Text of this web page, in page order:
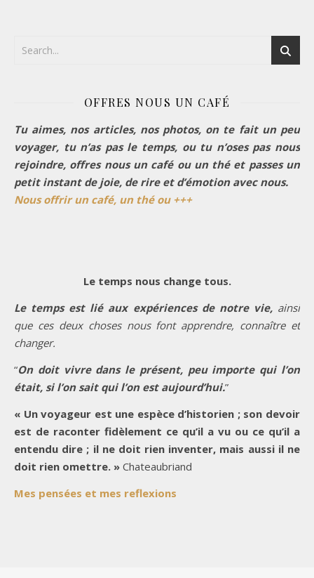
OFFRES NOUS UN CAFÉ
Tu aimes, nos articles, nos photos, on te fait un peu
voyager, tu n’as pas le temps, ou tu n’oses pas nous
rejoindre, offres nous un café ou un thé et passes un
petit instant de joie, de rire et d’émotion avec nous.
Nous offrir un café, un thé ou +++
Le temps nous change tous.
Le temps est lié aux expériences de notre vie, ainsi
que ces deux choses nous font apprendre, connaître et
changer.
“On doit vivre dans le présent, peu importe qui l’on
était, si l’on sait qui l’on est aujourd’hui.”
« Un voyageur est une espèce d’historien ; son devoir
est de raconter fidèlement ce qu’il a vu ou ce qu’il a
entendu dire ; il ne doit rien inventer, mais aussi il ne
doit rien omettre. » Chateaubriand
Mes pensées et mes reflexions